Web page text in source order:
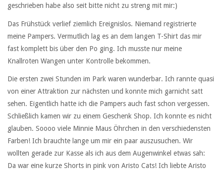
geschrieben habe also seit bitte nicht zu streng mit mir:)
Das Frühstück verlief ziemlich Ereignislos. Niemand registrierte
meine Pampers. Vermutlich lag es an dem langen T-Shirt das mir
fast komplett bis über den Po ging. Ich musste nur meine
Knallroten Wangen unter Kontrolle bekommen.
Die ersten zwei Stunden im Park waren wunderbar. Ich rannte quasi
von einer Attraktion zur nächsten und konnte mich garnicht satt
sehen. Eigentlich hatte ich die Pampers auch fast schon vergessen.
Schließlich kamen wir zu einem Geschenk Shop. Ich konnte es nicht
glauben. Soooo viele Minnie Maus Öhrchen in den verschiedensten
Farben! Ich brauchte lange um mir ein paar auszusuchen. Wir
wollten gerade zur Kasse als ich aus dem Augenwinkel etwas sah:
Da war eine kurze Shorts in pink von Aristo Cats! Ich liebte Aristo